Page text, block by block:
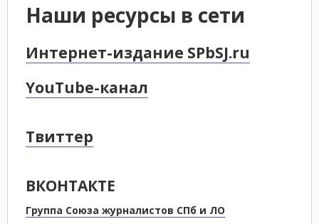
Наши ресурсы в сети
Интернет-издание SPbSJ.ru
YouTube-канал
Твиттер
ВКОНТАКТЕ
Группа Союза журналистов СПб и ЛО